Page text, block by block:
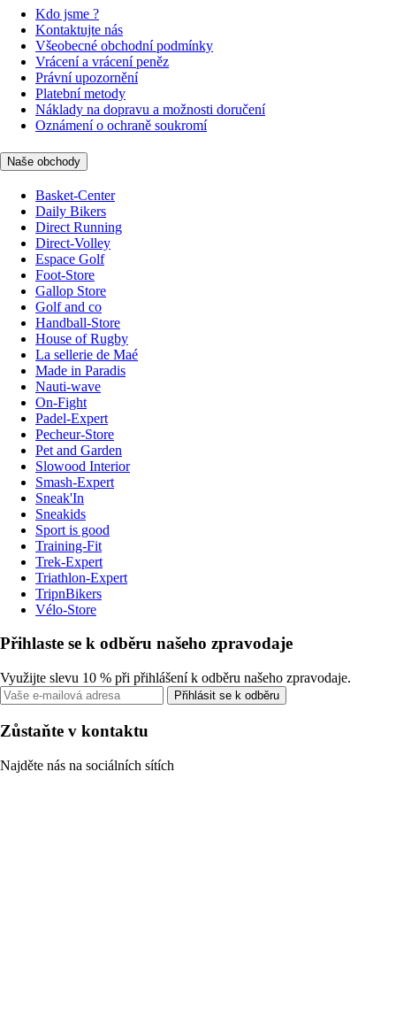
Kdo jsme ?
Kontaktujte nás
Všeobecné obchodní podmínky
Vrácení a vrácení peněz
Právní upozornění
Platební metody
Náklady na dopravu a možnosti doručení
Oznámení o ochraně soukromí
Naše obchody
Basket-Center
Daily Bikers
Direct Running
Direct-Volley
Espace Golf
Foot-Store
Gallop Store
Golf and co
Handball-Store
House of Rugby
La sellerie de Maé
Made in Paradis
Nauti-wave
On-Fight
Padel-Expert
Pecheur-Store
Pet and Garden
Slowood Interior
Smash-Expert
Sneak'In
Sneakids
Sport is good
Training-Fit
Trek-Expert
Triathlon-Expert
TripnBikers
Vélo-Store
Přihlaste se k odběru našeho zpravodaje
Využijte slevu 10 % při přihlášení k odběru našeho zpravodaje.
Přihlásit se k odběru
Zůstaňte v kontaktu
Najděte nás na sociálních sítích